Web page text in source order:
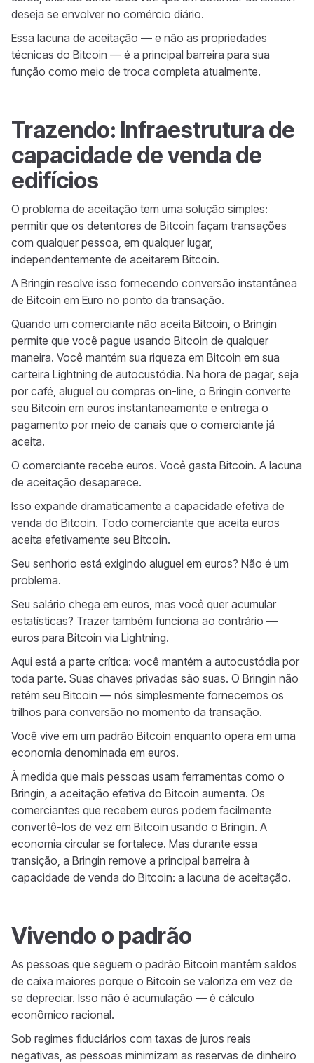
deseja se envolver no comércio diário.
Essa lacuna de aceitação — e não as propriedades
técnicas do Bitcoin — é a principal barreira para sua
função como meio de troca completa atualmente.
Trazendo: Infraestrutura de
capacidade de venda de
edifícios
O problema de aceitação tem uma solução simples:
permitir que os detentores de Bitcoin façam transações
com qualquer pessoa, em qualquer lugar,
independentemente de aceitarem Bitcoin.
A Bringin resolve isso fornecendo conversão instantânea
de Bitcoin em Euro no ponto da transação.
Quando um comerciante não aceita Bitcoin, o Bringin
permite que você pague usando Bitcoin de qualquer
maneira. Você mantém sua riqueza em Bitcoin em sua
carteira Lightning de autocustódia. Na hora de pagar, seja
por café, aluguel ou compras on-line, o Bringin converte
seu Bitcoin em euros instantaneamente e entrega o
pagamento por meio de canais que o comerciante já
aceita.
O comerciante recebe euros. Você gasta Bitcoin. A lacuna
de aceitação desaparece.
Isso expande dramaticamente a capacidade efetiva de
venda do Bitcoin. Todo comerciante que aceita euros
aceita efetivamente seu Bitcoin.
Seu senhorio está exigindo aluguel em euros? Não é um
problema.
Seu salário chega em euros, mas você quer acumular
estatísticas? Trazer também funciona ao contrário —
euros para Bitcoin via Lightning.
Aqui está a parte crítica: você mantém a autocustódia por
toda parte. Suas chaves privadas são suas. O Bringin não
retém seu Bitcoin — nós simplesmente fornecemos os
trilhos para conversão no momento da transação.
Você vive em um padrão Bitcoin enquanto opera em uma
economia denominada em euros.
À medida que mais pessoas usam ferramentas como o
Bringin, a aceitação efetiva do Bitcoin aumenta. Os
comerciantes que recebem euros podem facilmente
convertê-los de vez em Bitcoin usando o Bringin. A
economia circular se fortalece. Mas durante essa
transição, a Bringin remove a principal barreira à
capacidade de venda do Bitcoin: a lacuna de aceitação.
Vivendo o padrão
As pessoas que seguem o padrão Bitcoin mantêm saldos
de caixa maiores porque o Bitcoin se valoriza em vez de
se depreciar. Isso não é acumulação — é cálculo
econômico racional.
Sob regimes fiduciários com taxas de juros reais
negativas, as pessoas minimizam as reservas de dinheiro